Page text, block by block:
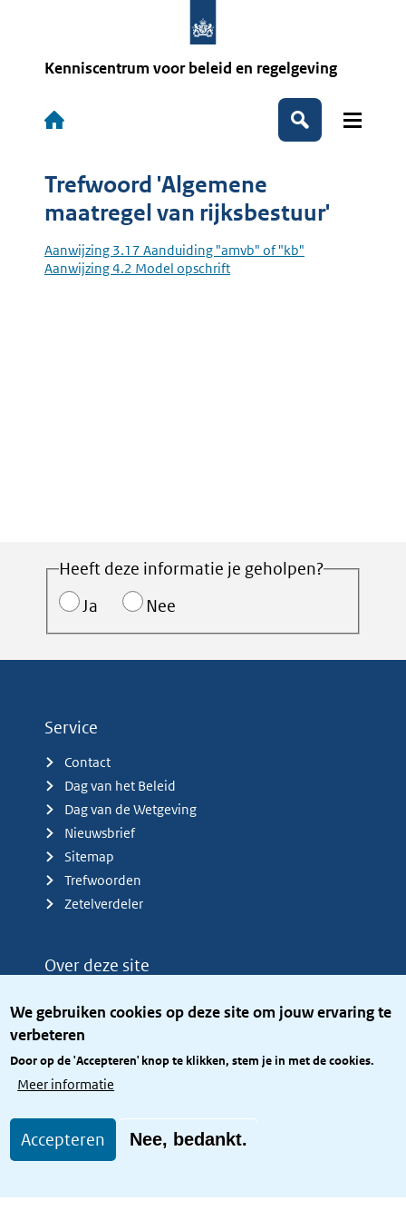
We gebruiken cookies op deze site om jouw ervaring te
verbeteren
Door op de 'Accepteren' knop te klikken, stem je in met de cookies.
Meer informatie
Accepteren Nee, bedankt.
Kenniscentrum voor beleid en regelgeving
Hoofdnavigatie
Zoeken
Trefwoord 'Algemene
maatregel van rijksbestuur'
Aanwijzing 3.17 Aanduiding "amvb" of "kb"
Aanwijzing 4.2 Model opschrift
Heeft deze informatie je geholpen?
Ja
Nee
Service
Contact
Dag van het Beleid
Dag van de Wetgeving
Nieuwsbrief
Sitemap
Trefwoorden
Zetelverdeler
Over deze site
Privacy
Toegang site openbaar
Toegankelijkheid